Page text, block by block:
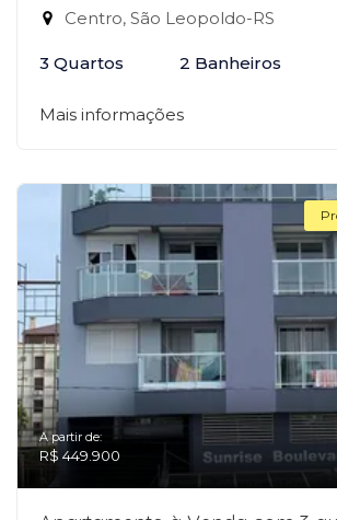
Centro, São Leopoldo-RS
3 Quartos 2 Banheiros
Mais informações
A partir de:
R$ 449.900